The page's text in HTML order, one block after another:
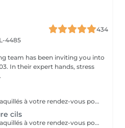
434
4485
team has been inviting you into
In their expert hands, stress
attention, venez les cils démaquillés à votre rendez-vous pour une meilleure tenue. veillez à ne pas avoir fait de teinture ou rehaussement 6-8 semaines avant votre rendez-vous merci Recourbe vos cils naturels sans rallonger ni colorer Tenue 6-8 semaines
cils
attention, venez les cils démaquillés à votre rendez-vous pour une meilleure tenue. veillez à ne pas avoir fait de teinture ou rehaussement 6-8 semaines avant votre rendez-vous merci